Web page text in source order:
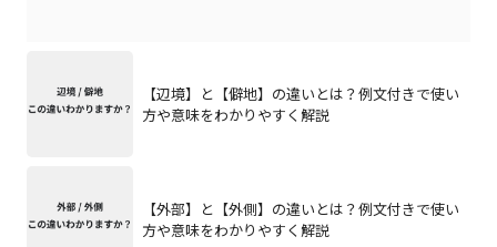
【辺境】と【僻地】の違いとは？例文付きで使い
方や意味をわかりやすく解説
【外部】と【外側】の違いとは？例文付きで使い
方や意味をわかりやすく解説